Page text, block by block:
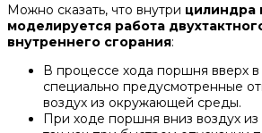
Можно сказать, что внутри цилиндра
моделируется работа
внутреннего сгорания:
В процессе хода поршня вверх
специально предусмотренные
воздух из окружающей среды.
При ходе поршня вниз воздух